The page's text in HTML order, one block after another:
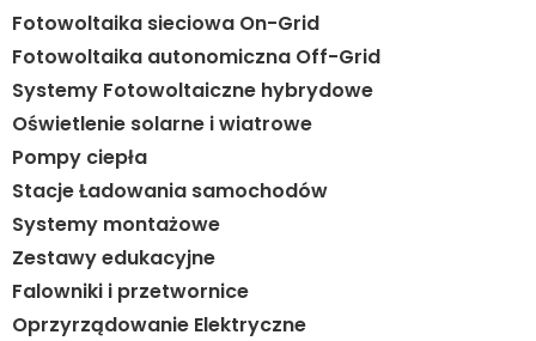
Fotowoltaika sieciowa On-Grid
Fotowoltaika autonomiczna Off-Grid
Systemy Fotowoltaiczne hybrydowe
Oświetlenie solarne i wiatrowe
Pompy ciepła
Stacje Ładowania samochodów
Systemy montażowe
Zestawy edukacyjne
Falowniki i przetwornice
Oprzyrządowanie Elektryczne